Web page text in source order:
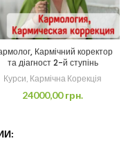
Кармічний коректор
та діагност 2-й ступінь
Курси Кармічна Корекція
24000,00грн.